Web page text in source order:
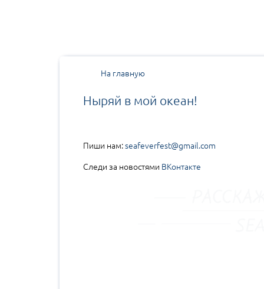
На главную
Ныряй в мой океан!
Пиши нам:seafeverfest@gmail.com
Следи за новостями ВКонтакте